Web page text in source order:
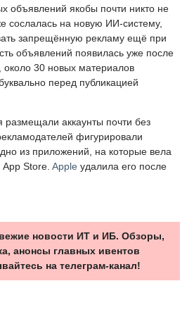
объявлений якобы почти никто не
сослалась на новую ИИ-систему,
запрещённую рекламу ещё при
объявлений появилась уже после
около 30 новых материалов
перед публикацией
аккаунты почти без
фигурировали
из приложений, на которые вела
App Store. Apple удалила его после
новости ИТ и ИБ. Обзоры,
анонсы главных ивентов
на телеграм-канал!